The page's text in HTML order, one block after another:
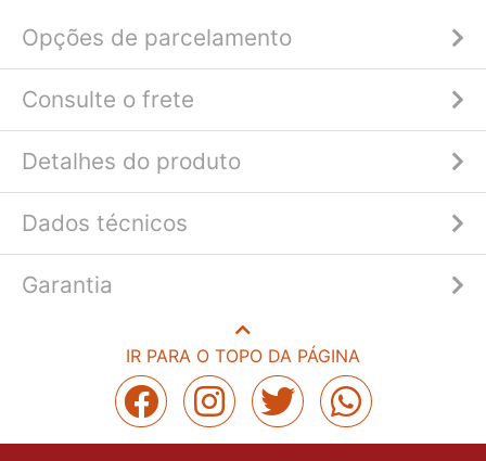
Opções de parcelamento
Consulte o frete
Detalhes do produto
Dados técnicos
Garantia
IR PARA O TOPO DA PÁGINA